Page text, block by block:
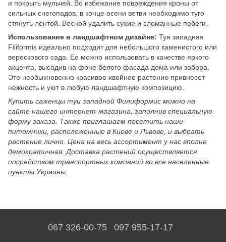
и покрыть мульчей. Во избежание повреждения кроны от
сильных снегопадов, в конце осени ветви необходимо туго
стянуть лентой. Весной удалить сухие и сломанные побеги.
Использование в ландшафтном дизайне: Туя западная
Filiformis идеально подходит для небольшого каменистого или
верескового сада. Ее можно использовать в качестве яркого
акцента, высадив на фоне белого фасада дома или забора.
Это необыкновенно красивое хвойное растение привнесет
нежность и уют в любую ландшафтную композицию.
Купить саженцы туи западной Филиформис можно на
сайте нашего интернет-магазина, заполнив специальную
форму заказа. Также приглашаем посетить наши
питомники, расположенные в Киеве и Львове, и выбрать
растение лично. Цена на весь ассортимент у нас вполне
демократичная. Доставка растений осуществляется
посредством транспортных компаний во все населенные
пункты Украины.
067 326-00-75 097 955-17-17